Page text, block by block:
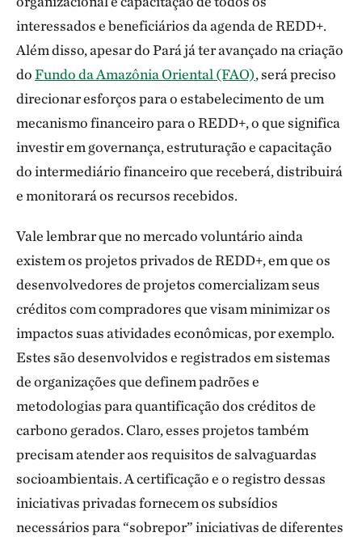
interessados e beneficiários da agenda de REDD+.
Além disso, apesar do Pará já ter avançado na criação
doFundo da Amazônia Oriental (FAO), será preciso
direcionar esforços para o estabelecimento de um
mecanismo financeiro para o REDD+, o que significa
investir em governança, estruturação e capacitação
do intermediário financeiro que receberá, distribuirá
e monitorará os recursos recebidos.
Vale lembrar que no mercado voluntário ainda
existem os projetos privados de REDD+, em que os
desenvolvedores de projetos comercializam seus
créditos com compradores que visam minimizar os
impactos suas atividades econômicas, por exemplo.
Estes são desenvolvidos e registrados em sistemas
de organizações que definem padrões e
metodologias para quantificação dos créditos de
carbono gerados. Claro, esses projetos também
precisam atender aos requisitos de salvaguardas
socioambientais. A certificação e o registro dessas
iniciativas privadas fornecem os subsídios
necessários para “sobrepor” iniciativas de diferentes